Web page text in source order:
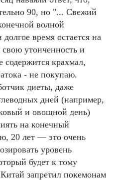
90, но "... Свежий
волной
время остается на
утонченность и
крахмал,
- не покупаю.
диеты, даже
дней (например,
и овощной день)
на конечный
20 лет — это очень
уровень
будет к тому
запретил покемонам